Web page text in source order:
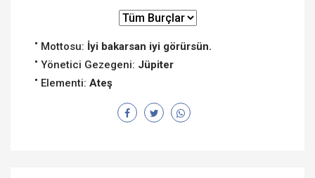
Mottosu: İyi bakarsan iyi görürsün.
Yönetici Gezegeni: Jüpiter
Elementi: Ateş